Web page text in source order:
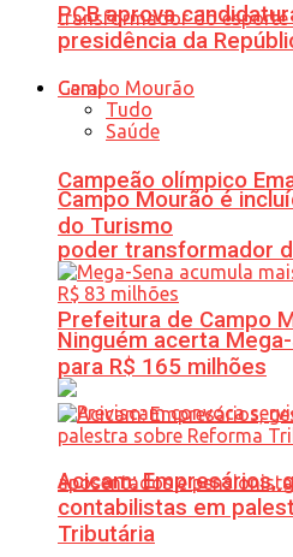
Campeão olímpico
poder transformador
Prefeitura de Campo
PCB aprova
presidência da
Geral
Tudo
Saúde
Campo Mourão é
do Turismo
Ninguém acerta
para R$ 165 milhões
Acicam: Empresários,
contabilistas em
Tributária